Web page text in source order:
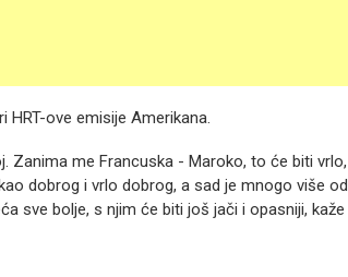
ove emisije Amerikana.
Zanima me Francuska - Maroko, to će biti vrlo,
dobrog i vrlo dobrog, a sad je mnogo više od
sve bolje, s njim će biti još jači i opasniji, kaže